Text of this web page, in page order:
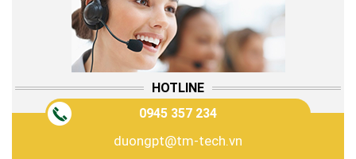
HOTLINE
0945 357 234
duongpt@tm-tech.vn